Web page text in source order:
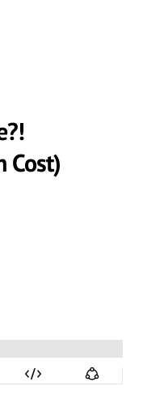
Cost)